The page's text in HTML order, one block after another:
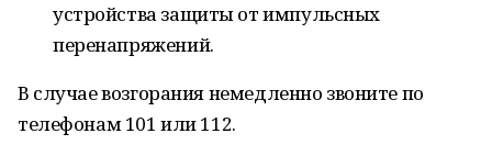
устройства защиты от импульсных
перенапряжений.
В случае возгорания немедленно звоните по
телефонам 101 или 112.